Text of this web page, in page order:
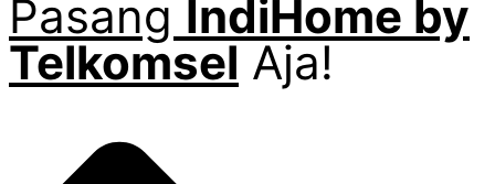
Pasang IndiHome by
Telkomsel Aja!